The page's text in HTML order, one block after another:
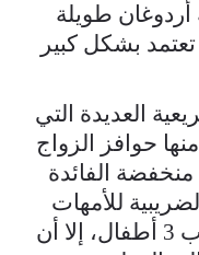
أردوغان طويلة
تعتمد بشكل كبير
العديدة التي
حوافز الزواج
الفائدة
للأمهات
اللاتي يتقاعدن مبكرا بعد إنجاب 3 أطفال، إلا أن